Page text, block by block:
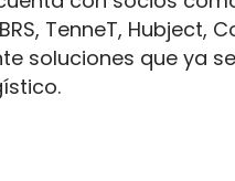
TenneT, Hubject,
soluciones que ya